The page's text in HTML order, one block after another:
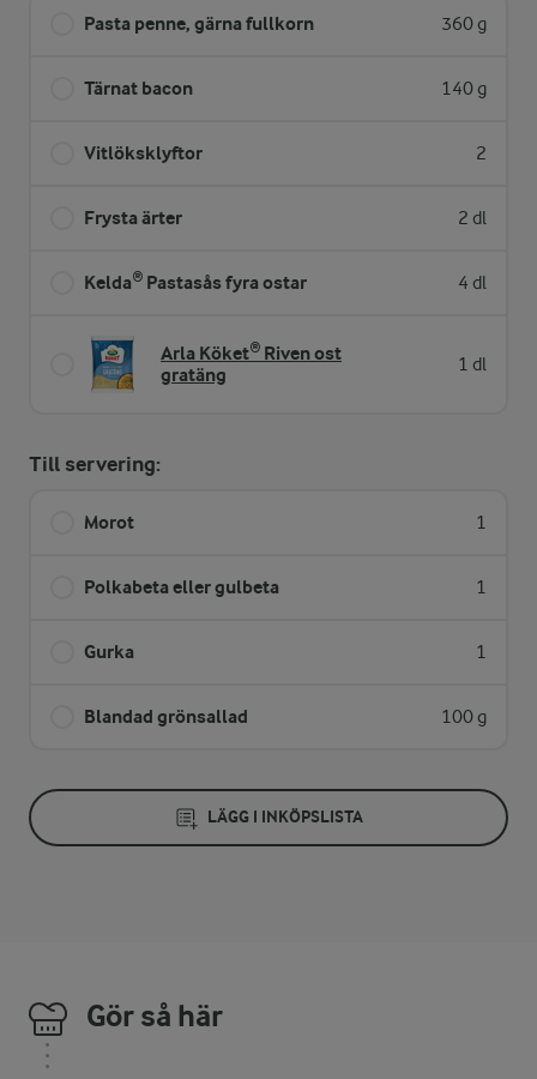
Pasta penne, gärna fullkorn 360 g
Tärnat bacon 140 g
Vitlöksklyftor 2
Frysta ärter 2 dl
Kelda® Pastasås fyra ostar 4 dl
Arla Köket® Riven ost
gratäng
1 dl
Till servering:
Morot 1
Polkabeta eller gulbeta 1
Gurka 1
Blandad grönsallad 100 g
LÄGG I INKÖPSLISTA
Gör så här